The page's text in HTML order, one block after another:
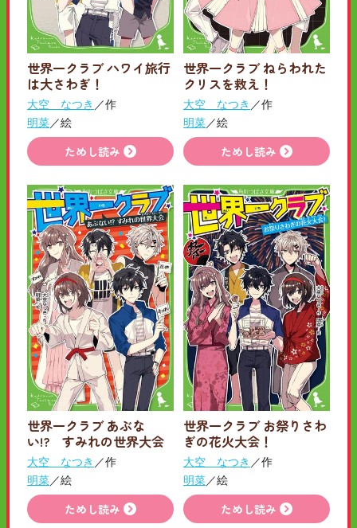
世界一クラブ ハワイ旅行
は大さわぎ！
大空 なつき ／作
明菜／絵
ためし読み
世界一クラブ ねらわれた
クリスを救え！
大空 なつき ／作
明菜／絵
ためし読み
世界一クラブ あぶな
い!? すみれの世界大会
大空 なつき ／作
明菜／絵
ためし読み
世界一クラブ お祭りさわ
ぎの花火大会！
大空 なつき ／作
明菜／絵
ためし読み